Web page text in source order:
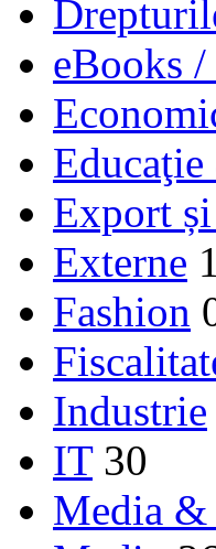
eBooks
Export
Externe
Fashion
Industrie
IT 30
Media &